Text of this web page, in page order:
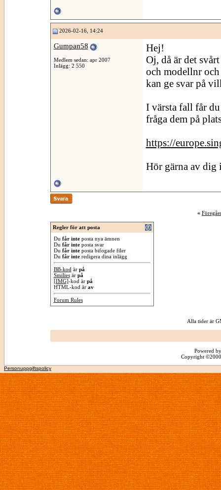
2026-02-16, 14:24
Gumpan58
Medlem sedan: apr 2007
Inlägg: 2 550
Hej!
Oj, då är det
och modellnr
kan ge svar på
I värsta fall får
fråga dem på
https://
Hör gärna av dig
«
Regler för att posta
Du får inteposta nya ämnen
Du får inteposta svar
Du får inteposta bifogade filer
Du får interedigera dina inlägg
BB-kod är på
Smiliesär på
[IMG]-kod är på
HTML-kod är av
Forum Rules
Alla tider är
Powered
Copyright
Personuppgiftspolicy